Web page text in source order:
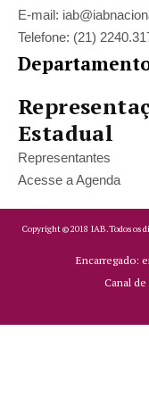
E-mail:
Telefone: (21)
Estadual
Representantes
Acesse a Agenda
Copyright ©2018 IAB.Todos os
Encarregado:
Canal